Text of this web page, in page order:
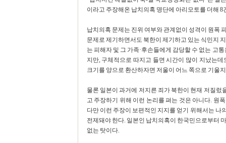
이라고 주장해온 납치의혹 명단에 아리모토를 더해 8
납치의혹 문제는 진위 여부와 관계없이 성격이 원폭
문제로 제기하면서도 북한이 제기하고 있는 식민지
는 피해자 및 그 가족·후손들에게 감당할 수 없는 고
지만, 구체적으로 따지고 들면 시간이 많이 지났는
크기를 양으로 환산하자면 저울이 어느 쪽으로 기울
물론 일본이 과거에 저지른 죄가 북한이 현재 저질
고 주장하기 위해 이런 논리를 펴는 것은 아니다. 원
다만 이런 주장이 보편적인 지지를 얻기 위해서는
전제돼야 한다. 일본인 납치의혹이 한국민으로부터
없는 탓이다.